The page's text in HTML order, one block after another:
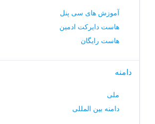
آموزش های سی پنل
هاست دایرکت ادمین
هاست رایگان
دامنه
ملی
دامنه بین المللی